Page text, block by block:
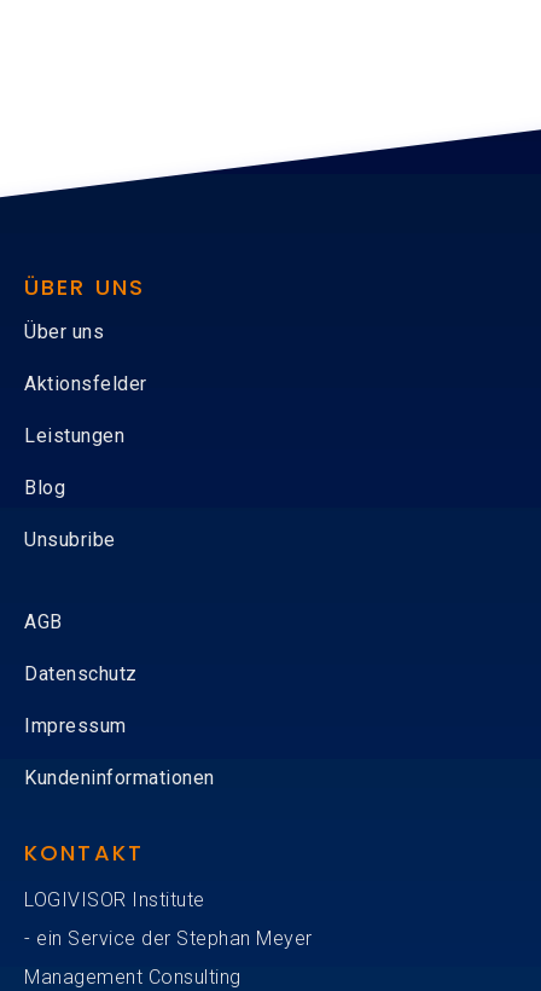
ÜBER UNS
Über uns
Aktionsfelder
Leistungen
Blog
Unsubribe
AGB
Datenschutz
Impressum
Kundeninformationen
KONTAKT
LOGIVISOR Institute
- ein Service der Stephan Meyer
Management Consulting